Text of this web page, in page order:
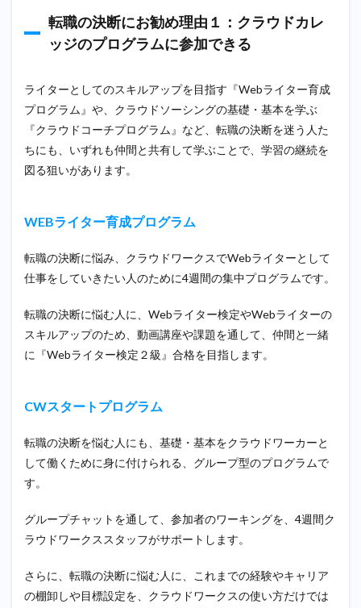
プロ
グラ
ム申
細と
参加
者の
声
4
まと
転職の決断にお勧め理由１：クラウドカレ
ッジのプログラムに参加できる
ライターとしてのスキルアップを目指す『Webライター育成
プログラム』や、クラウドソーシングの基礎・基本を学ぶ
『クラウドコーチプログラム』など、転職の決断を迷う人た
ちにも、いずれも仲間と共有して学ぶことで、学習の継続を
図る狙いがあります。
WEBライター育成プログラム
転職の決断に悩み、クラウドワークスでWebライターとして
仕事をしていきたい人のために4週間の集中プログラムです。
転職の決断に悩む人に、Webライター検定やWebライターの
スキルアップのため、動画講座や課題を通して、仲間と一緒
に『Webライター検定２級』合格を目指します。
CWスタートプログラム
転職の決断を悩む人にも、基礎・基本をクラウドワーカーと
して働くために身に付けられる、グループ型のプログラムで
す。
グループチャットを通して、参加者のワーキングを、4週間ク
ラウドワークススタッフがサポートします。
さらに、転職の決断に悩む人に、これまでの経験やキャリア
の棚卸しや目標設定を、クラウドワークスの使い方だけでは